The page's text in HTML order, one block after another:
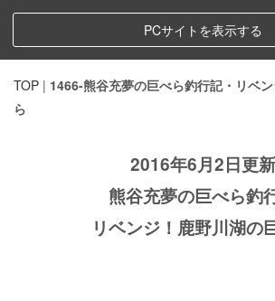
PCサイトを表示する
TOP | 1466-熊谷充夢の巨べら釣行記・リベ
ら
2016年6月2日更新
熊谷充夢の巨べら釣
リベンジ！鹿野川湖の